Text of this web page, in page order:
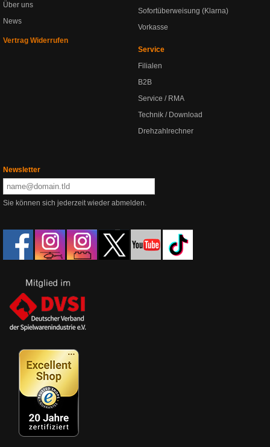
Über uns
News
Vertrag Widerrufen
Sofortüberweisung (Klarna)
Vorkasse
Service
Filialen
B2B
Service / RMA
Technik / Download
Drehzahlrechner
Newsletter
Sie können sich jederzeit wieder abmelden.